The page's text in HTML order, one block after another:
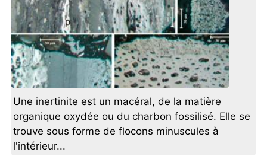
Une inertinite est un macéral, de la matière
organique oxydée ou du charbon fossilisé. Elle se
trouve sous forme de flocons minuscules à
l'intérieur...